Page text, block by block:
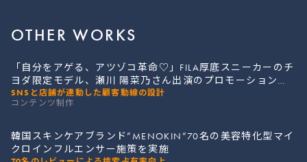
OTHER WORKS
「自分をアゲる、アツゾコ革命♡」FILA厚底スニーカーのチ
ヨダ限定モデル、瀬川 陽菜乃さん出演のプロモーションを
支援
SNSと店舗が連動した顧客動線の設計
コンテンツ制作
韓国スキンケアブランド”MENOKIN”70名の美容特化型マイ
クロインフルエンサー施策を実施